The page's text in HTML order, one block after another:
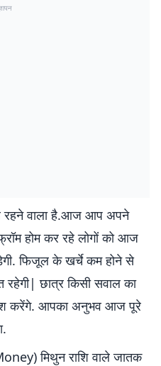
वाला है.आज आप अपने
होम कर रहे लोगों को आज
फिजूल के खर्चे कम होने से
छात्र किसी सवाल का
करेंगे. आपका अनुभव आज पूरे
मिथुन राशि वाले जातक